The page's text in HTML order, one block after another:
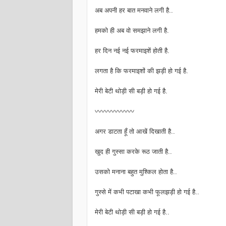
अब अपनी हर बात मनवाने लगी है..
हमको ही अब वो समझाने लगी है.
हर दिन नई नई फरमाइशें होती है.
लगता है कि फरमाइशों की झड़ी हो गई है.
मेरी बेटी थोड़ी सी बड़ी हो गई है.
〰〰〰〰〰〰
अगर डाटता हूँ तो आखें दिखाती है..
खुद ही गुस्सा करके रूठ जाती है..
उसको मनाना बहुत मुश्किल होता है..
गुस्से में कभी पटाखा कभी फूलझड़ी हो गई है..
मेरी बेटी थोड़ी सी बड़ी हो गई है..